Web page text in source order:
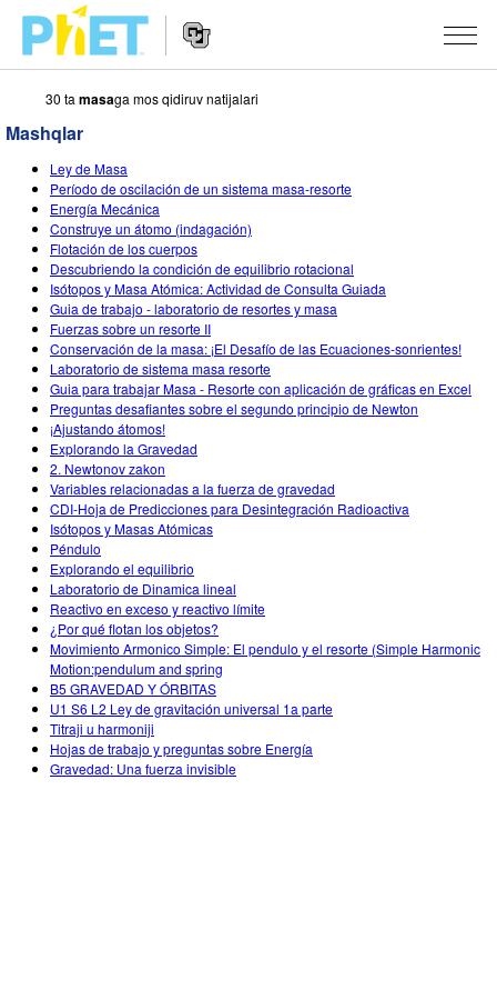
PhET
veb-
saytini
qidirish
Navigatsiyasi
SIMULYATSIYALAR
Barcha Simulyatsiyalar
Fizika
Matematika
Kimyo
Yer Ilmi
Biologiya
Tarjima Qilingan Simulyatsiyalar
Customizable Sims
STUDIO
About Studio
Customizable Sims
Start a Free Trial
Purchase a License
O‘QITISH
Mashqlarni ko‘rish
Mashqlarni Ulashish
Activity Contribution Guidelines
Virtual Seminarlar
Professional Learning with PhET
Teaching with PhET
TADQIQOT
TASHABBUSLAR
Inklyuziv Dizayn
PhET Global
Data Fluency
STEM ta'limida DEIB
SceneryStack OSE
Impact Report
KIRISH / RO‘YXATDAN O‘TISH
KIRISH / RO‘YXATDAN O‘TISH
30 ta masaga mos qidiruv natijalari
Mashqlar
Ley de Masa
Período de oscilación de un sistema masa-resorte
Energía Mecánica
Construye un átomo (indagación)
Flotación de los cuerpos
Descubriendo la condición de equilibrio rotacional
Isótopos y Masa Atómica: Actividad de Consulta Guiada
Guia de trabajo - laboratorio de resortes y masa
Fuerzas sobre un resorte II
Conservación de la masa: ¡El Desafío de las Ecuaciones-sonrientes!
Laboratorio de sistema masa resorte
Guia para trabajar Masa - Resorte con aplicación de gráficas en Excel
Preguntas desafiantes sobre el segundo principio de Newton
¡Ajustando átomos!
Explorando la Gravedad
2. Newtonov zakon
Variables relacionadas a la fuerza de gravedad
CDI-Hoja de Predicciones para Desintegración Radioactiva
Isótopos y Masas Atómicas
Péndulo
Explorando el equilibrio
Laboratorio de Dinamica lineal
Reactivo en exceso y reactivo límite
¿Por qué flotan los objetos?
Movimiento Armonico Simple: El pendulo y el resorte (Simple Harmonic
Motion:pendulum and spring
B5 GRAVEDAD Y ÓRBITAS
U1 S6 L2 Ley de gravitación universal 1a parte
Titraji u harmoniji
Hojas de trabajo y preguntas sobre Energía
Gravedad: Una fuerza invisible